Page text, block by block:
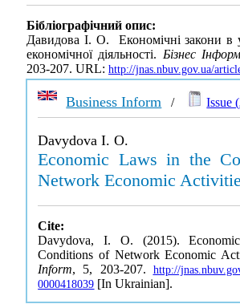
Бібліографічний опис:
Давидова І. О. Економічні закони в
економічної діяльності. Бізнес Інформ
203-207. URL: http://jnas.nbuv.gov.ua/
Business Inform / Issue (
Davydova I. O.
Economic Laws in the
Network Economic
Cite:
Davydova, I. O. (2015).
Conditions of Network Economic
Inform, 5, 203-207. http://
0000418039 [In Ukrainian].